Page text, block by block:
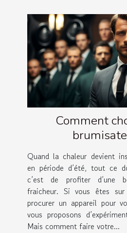
Comment
Quand la chaleur devient
en période d’été, tout ce
c’est de profiter d’une
fraicheur. Si vous êtes
procurer un appareil pour
vous proposons
Mais comment faire votre...